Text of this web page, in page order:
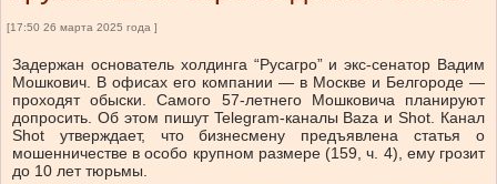
[17:50 26 марта 2025 года ]
Задержан основатель холдинга “Русагро” и экс-сенатор Вадим
Мошкович. В офисах его компании — в Москве и Белгороде —
проходят обыски. Самого 57-летнего Мошковича планируют
допросить. Об этом пишут Telegram-каналы Baza и Shot. Канал
Shot утверждает, что бизнесмену предъявлена статья о
мошенничестве в особо крупном размере (159, ч. 4), ему грозит
до 10 лет тюрьмы.